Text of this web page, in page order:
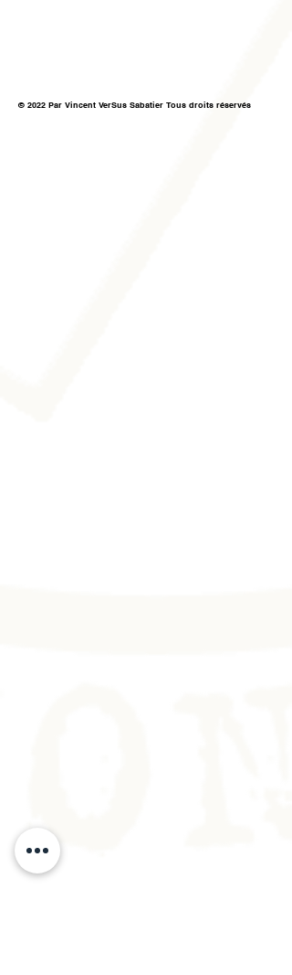
© 2022 Par Vincent VerSus Sabatier Tous droits réservés